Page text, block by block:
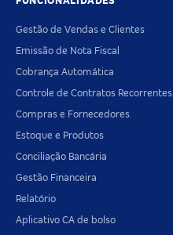
Gestão de Vendas e Clientes
Emissão de Nota Fiscal
Cobrança Automática
Controle de Contratos Recorrentes
Compras e Fornecedores
Estoque e Produtos
Conciliação Bancária
Gestão Financeira
Relatório
Aplicativo CA de bolso